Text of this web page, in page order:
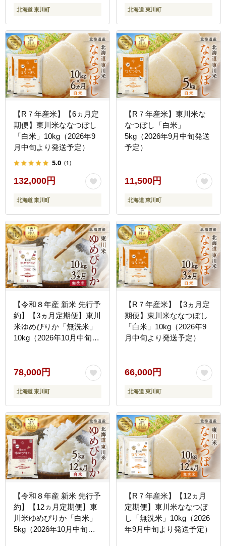
北海道 東川町 北海道 東川町
【R７年産米】【6ヵ月定
期便】東川米ななつぼし
「白米」10kg（2026年9
月中旬より発送予定）
5.0 （1）
132,000円
北海道 東川町
【R７年産米】東川米な
なつぼし「白米」
5kg（2026年9月中旬発送
予定）
11,500円
北海道 東川町
【令和８年産 新米 先行予
約】【3ヵ月定期便】東川
米ゆめぴりか「無洗米」
10kg（2026年10月中旬よ
78,000円
北海道 東川町
【R７年産米】【3ヵ月定
期便】東川米ななつぼし
「白米」10kg（2026年9
月中旬より発送予定）
66,000円
北海道 東川町
【令和８年産 新米 先行予
約】【12ヵ月定期便】東
川米ゆめぴりか「白米」
5kg（2026年10月中旬よ
【R７年産米】【12ヵ月
定期便】東川米ななつぼ
し「無洗米」10kg（2026
年9月中旬より発送予定）